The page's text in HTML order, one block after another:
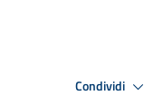
Condividi